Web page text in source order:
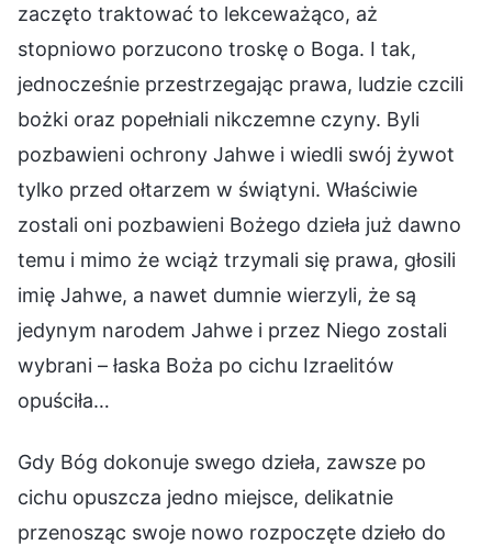
zaczęto traktować to lekceważąco, aż
stopniowo porzucono troskę o Boga. I tak,
jednocześnie przestrzegając prawa, ludzie czcili
bożki oraz popełniali nikczemne czyny. Byli
pozbawieni ochrony Jahwe i wiedli swój żywot
tylko przed ołtarzem w świątyni. Właściwie
zostali oni pozbawieni Bożego dzieła już dawno
temu i mimo że wciąż trzymali się prawa, głosili
imię Jahwe, a nawet dumnie wierzyli, że są
jedynym narodem Jahwe i przez Niego zostali
wybrani – łaska Boża po cichu Izraelitów
opuściła…
Gdy Bóg dokonuje swego dzieła, zawsze po
cichu opuszcza jedno miejsce, delikatnie
przenosząc swoje nowo rozpoczęte dzieło do